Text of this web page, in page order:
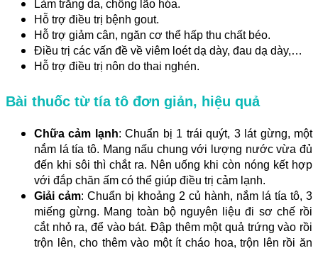
Làm trắng da, chống lão hóa.
Hỗ trợ điều trị bệnh gout.
Hỗ trợ giảm cân, ngăn cơ thể hấp thu chất béo.
Điều trị các vấn đề về viêm loét dạ dày, đau dạ dày,…
Hỗ trợ điều trị nôn do thai nghén.
Bài thuốc từ tía tô đơn giản, hiệu quả
Chữa cảm lạnh: Chuẩn bị 1 trái quýt, 3 lát gừng, một
nắm lá tía tô. Mang nấu chung với lượng nước vừa đủ
đến khi sôi thì chắt ra. Nên uống khi còn nóng kết hợp
với đắp chăn ấm có thể giúp điều trị cảm lạnh.
Giải cảm: Chuẩn bị khoảng 2 củ hành, nắm lá tía tô, 3
miếng gừng. Mang toàn bộ nguyên liệu đi sơ chế rồi
cắt nhỏ ra, để vào bát. Đập thêm một quả trứng vào rồi
trộn lên, cho thêm vào một ít cháo hoa, trộn lên rồi ăn